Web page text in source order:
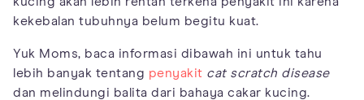
kekebalan tubuhnya belum begitu kuat.
Yuk Moms, baca informasi dibawah ini untuk tahu
lebih banyak tentang penyakit cat scratch disease
dan melindungi balita dari bahaya cakar kucing.